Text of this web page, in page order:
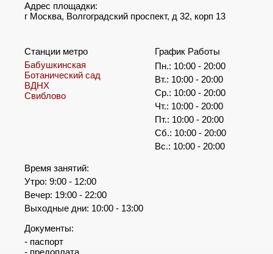
Адрес площадки:
г Москва, Волгоградский проспект, д 32, корп 13
Станции метро
Бабушкинская
Ботанический сад
ВДНХ
Свиблово
График Работы
Пн.: 10:00 - 20:00
Вт.: 10:00 - 20:00
Ср.: 10:00 - 20:00
Чт.: 10:00 - 20:00
Пт.: 10:00 - 20:00
Сб.: 10:00 - 20:00
Вс.: 10:00 - 20:00
Время занятий:
Утро: 9:00 - 12:00
Вечер: 19:00 - 22:00
Выходные дни: 10:00 - 13:00
Документы:
- паспорт
- предоплата